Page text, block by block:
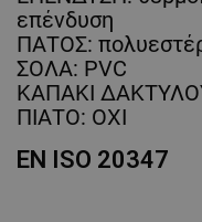
επένδυση
ΠΑΤΟΣ:
ΣΟΛΑ: PVC
ΚΑΠΑΚΙ
ΠΙΑΤΟ: ΟΧΙ
EN ISO 20347